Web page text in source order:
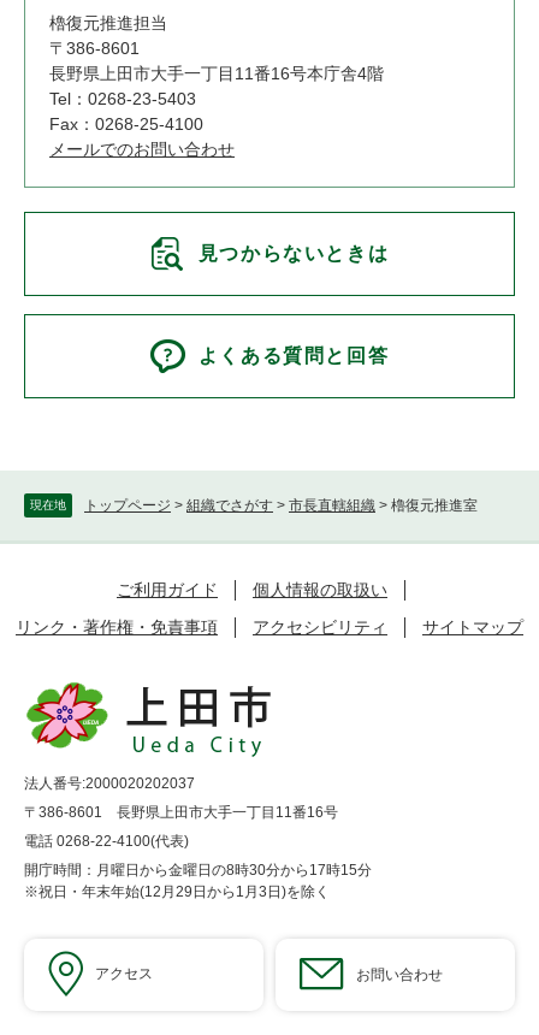
現在地 トップページ > 組織でさがす > 市長直轄組織 > 櫓復元推進室
櫓復元推進担当
〒386-8601
長野県上田市大手一丁目11番16号本庁舎4階
Tel：0268-23-5403
Fax：0268-25-4100
メールでのお問い合わせ
見つからないときは
よくある質問と回答
ご利用ガイド
個人情報の取扱い
リンク・著作権・免責事項
アクセシビリティ サイトマップ
法人番号:2000020202037
〒386-8601 長野県上田市大手一丁目11番16号
電話 0268-22-4100(代表)
開庁時間：月曜日から金曜日の8時30分から17時15分
※祝日・年末年始(12月29日から1月3日)を除く
アクセス お問い合わせ